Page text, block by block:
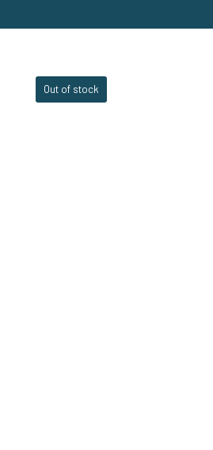
Out of stock